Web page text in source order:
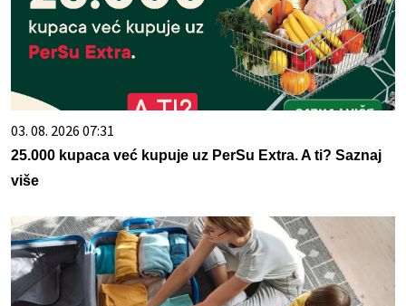
03. 08. 2026 07:31
25.000 kupaca već kupuje uz PerSu Extra. A ti? Saznaj
više